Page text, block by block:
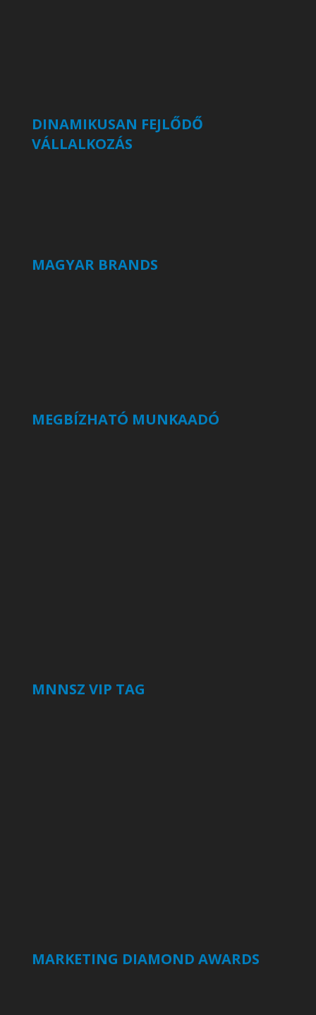
DINAMIKUSAN FEJLŐDŐ
VÁLLALKOZÁS
MAGYAR BRANDS
MEGBÍZHATÓ MUNKAADÓ
MNNSZ VIP TAG
MARKETING DIAMOND AWARDS